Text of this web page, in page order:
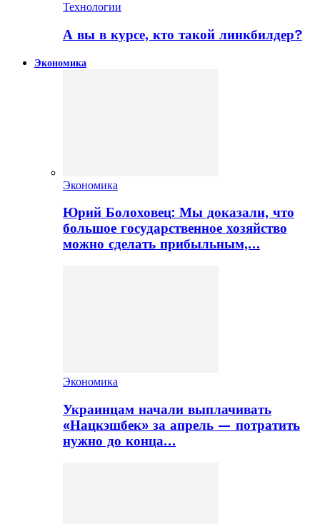
Технологии
А вы в курсе, кто такой линкбилдер?
Экономика
Экономика
Юрий Болоховец: Мы доказали, что
большое государственное хозяйство
можно сделать прибыльным,…
Экономика
Украинцам начали выплачивать
«Нацкэшбек» за апрель — потратить
нужно до конца…